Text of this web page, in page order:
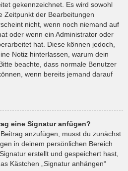
gekennzeichnet. Es wird sowohl
Zeitpunkt der Bearbeitungen
nicht, wenn noch niemand auf
oder wenn ein Administrator oder
hat. Diese können jedoch,
Notiz hinterlassen, warum dein
beachte, dass normale Benutzer
wenn bereits jemand darauf
eine Signatur anfügen?
anzufügen, musst du zunächst
in deinem persönlichen Bereich
erstellt und gespeichert hast,
Kästchen „Signatur anhängen“